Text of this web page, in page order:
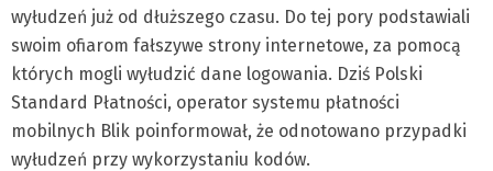
wyłudzeń już od dłuższego czasu. Do tej pory podstawiali
swoim ofiarom fałszywe strony internetowe, za pomocą
których mogli wyłudzić dane logowania. Dziś Polski
Standard Płatności, operator systemu płatności
mobilnych Blik poinformował, że odnotowano przypadki
wyłudzeń przy wykorzystaniu kodów.